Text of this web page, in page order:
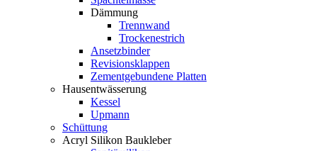
Dämmung
Trennwand
Trockenestrich
Ansetzbinder
Revisionsklappen
Zementgebundene Platten
Hausentwässerung
Kessel
Upmann
Schüttung
Acryl Silikon Baukleber